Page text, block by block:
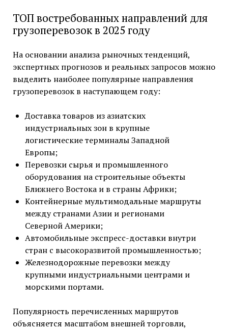
ТОП востребованных направлений для
грузоперевозок в 2025 году
На основании анализа рыночных тенденций,
экспертных прогнозов и реальных запросов можно
выделить наиболее популярные направления
грузоперевозок в наступающем году:
Доставка товаров из азиатских
индустриальных зон в крупные
логистические терминалы Западной
Европы;
Перевозки сырья и промышленного
оборудования на строительные объекты
Ближнего Востока и в страны Африки;
Контейнерные мультимодальные маршруты
между странами Азии и регионами
Северной Америки;
Автомобильные экспресс-доставки внутри
стран с высокоразвитой промышленностью;
Железнодорожные перевозки между
крупными индустриальными центрами и
морскими портами.
Популярность перечисленных маршрутов
объясняется масштабом внешней торговли,